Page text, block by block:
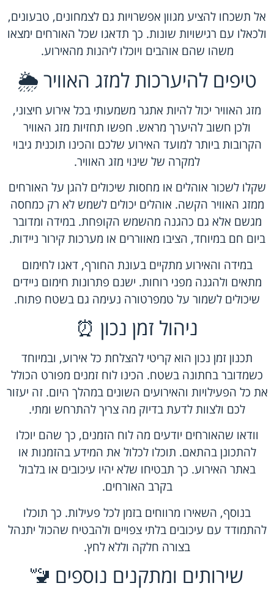
אל תשכחו להציע מגוון אפשרויות גם לצמחונים, טבעונים,
ולכאלו עם רגישויות שונות. כך תדאגו שכל האורחים ימצאו
משהו שהם אוהבים ויוכלו ליהנות מהאירוע.
טיפים להיערכות למזג האוויר 🌦️
מזג האוויר יכול להיות אתגר משמעותי בכל אירוע חיצוני,
ולכן חשוב להיערך מראש. חפשו תחזיות מזג האוויר
הקרובות ביותר למועד האירוע שלכם והכינו תוכנית גיבוי
למקרה של שינוי מזג האוויר.
שקלו לשכור אוהלים או מחסות שיכולים להגן על האורחים
ממזג האוויר הקשה. אוהלים יכולים לשמש לא רק כמחסה
מגשם אלא גם כהגנה מהשמש הקופחת. במידה ומדובר
ביום חם במיוחד, הציבו מאווררים או מערכות קירור ניידות.
במידה והאירוע מתקיים בעונת החורף, דאגו לחימום
מתאים ולהגנה מפני רוחות. ישנם פתרונות חימום ניידים
שיכולים לשמור על טמפרטורה נעימה גם בשטח פתוח.
ניהול זמן נכון ⏰
תכנון זמן נכון הוא קריטי להצלחת כל אירוע, ובמיוחד
כשמדובר בחתונה בשטח. הכינו לוח זמנים מפורט הכולל
את כל הפעילויות והאירועים השונים במהלך היום. זה יעזור
לכם ולצוות לדעת בדיוק מה צריך להתרחש ומתי.
וודאו שהאורחים יודעים מה לוח הזמנים, כך שהם יוכלו
להתכונן בהתאם. תוכלו לכלול את המידע בהזמנות או
באתר האירוע. כך תבטיחו שלא יהיו עיכובים או בלבול
בקרב האורחים.
בנוסף, השאירו מרווחים בזמן לכל פעילות. כך תוכלו
להתמודד עם עיכובים בלתי צפויים ולהבטיח שהכול יתנהל
בצורה חלקה וללא לחץ.
שירותים ומתקנים נוספים 🚾